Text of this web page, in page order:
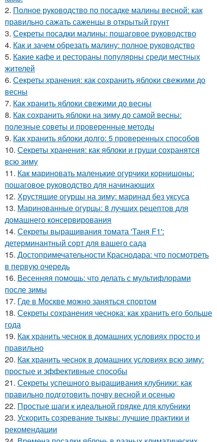
2. Полное руководство по посадке малины весной: как
правильно сажать саженцы в открытый грунт
3. Секреты посадки малины: пошаговое руководство
4. Как и зачем обрезать малину: полное руководство
5. Какие кафе и рестораны популярны среди местных
жителей
6. Секреты хранения: как сохранить яблоки свежими до
весны
7. Как хранить яблоки свежими до весны
8. Как сохранить яблоки на зиму до самой весны:
полезные советы и проверенные методы
9. Как хранить яблоки долго: 5 проверенных способов
10. Секреты хранения: как яблоки и груши сохранятся
всю зиму
11. Как мариновать маленькие огурчики корнишоны:
пошаговое руководство для начинающих
12. Хрустящие огурцы на зиму: маринад без уксуса
13. Маринованные огурцы: 8 лучших рецептов для
домашнего консервирования
14. Секреты выращивания томата 'Таня F1':
детерминантный сорт для вашего сада
15. Достопримечательности Краснодара: что посмотреть
в первую очередь
16. Весенняя помощь: что делать с мультифлорами
после зимы
17. Где в Москве можно заняться спортом
18. Секреты сохранения чеснока: как хранить его больше
года
19. Как хранить чеснок в домашних условиях просто и
правильно
20. Как хранить чеснок в домашних условиях всю зиму:
простые и эффективные способы
21. Секреты успешного выращивания клубники: как
правильно подготовить почву весной и осенью
22. Простые шаги к идеальной грядке для клубники
23. Ускорить созревание тыквы: лучшие практики и
рекомендации